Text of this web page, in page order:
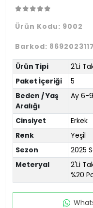
Ürün Kodu: 9002
Barkod:
Ürün Tipi 2'Li
Paket İçeriği
5
Beden / Yaş
Aralığı
Ay 6-
Cinsiyet
Erkek
Renk
Yeşil
Sezon
2025
Meteryal
2'Li
%20